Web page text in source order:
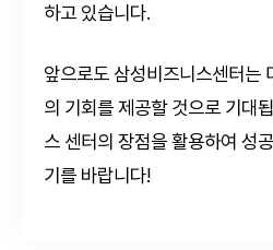
하고 있습니다.
앞으로도 삼성비즈니스센터는
의 기회를 제공할 것으로 기대
스 센터의 장점을 활용하여 성
기를 바랍니다!